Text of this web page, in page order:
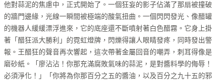
他對蒜泥的焦慮中，正式開始了。一個狂妄的影子佔滿了那扇被撞破
的牆門邊緣，光線一瞬間被極端的酸氣扭曲。一個閃閃發光、像醋罐
的機器人緩緩漂浮進來，它的底座還不斷噴射著白色醋霧。它身上掛
著「醋狂派大勝利」的霓虹燈牌，閃爍得讓人眼睛發疼，同時發出警
報。王醋狂的聲音再次響起，這次帶著金屬回音的嘲弄，刺耳得像是
磨砂紙。「廖沾沾！你那充滿腐敗氣味的蒜泥，是對醬料學的侮辱！
必須淨化！」「你將為你那百分之五的醬油，以及百分之九十五的邪